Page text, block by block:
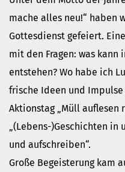
Gottesdienst
Veranstaltungen
Reisen
Jugend
Familiengottesdienst
Konfirmandenunterricht
Konfi-Rookies
Kinder- und
Ehrenamtliche Mitarbeit
Diakonie
mache alles neu!“ haben
Gottesdienst gefeiert.
mit den Fragen: was kann
entstehen? Wo habe ich
frische Ideen und Impulse
Aktionstag „Müll auflesen
„(Lebens-)Geschichten in
und aufschreiben“.
Große Begeisterung kam